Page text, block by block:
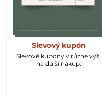
Slevový kupón
Slevové kupony v různé výši
na další nákup.